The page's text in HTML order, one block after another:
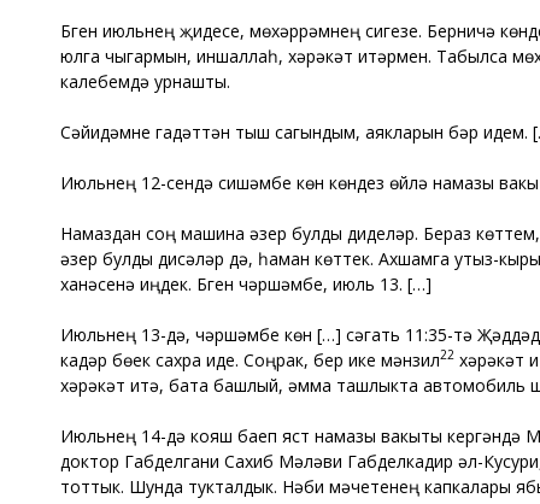
Бүген июльнең җидесе, мөхәррәмнең сигезе. Берничә
юлга чыгармын, иншаллаһ, хәрәкәт итәрмен. Табылса
калебемдә урнашты.
Сәйидәмне гадәттән тыш сагындым, аякларын үбәр идем.
Июльнең 12-сендә сишәмбе көн көндез өйлә намазы
Намаздан соң машина әзер булды диделәр. Бераз
әзер булды дисәләр дә, һаман көттек. Ахшамга утыз-
ханәсенә иңдек. Бүген чәршәмбе, июль 13. […]
Июльнең 13-дә, чәршәмбе көн […] сәгать 11:35-тә
кадәр бөек сахра иде. Соңрак, бер ике мәнзил22 хәрәкәт
хәрәкәт итә, бата башлый, әмма ташлыкта автомобиль
Июльнең 14-дә кояш баеп ястү намазы вакыты кергәндә
доктор Габделгани Сахиб Мәүләви Габделкадир әл-
тоттык. Шунда тукталдык. Нәби мәчетенең капкалары